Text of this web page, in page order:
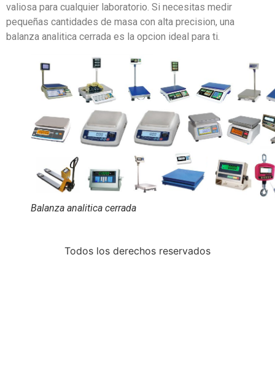
valiosa para cualquier laboratorio. Si necesitas medir
pequeñas cantidades de masa con alta precision, una
balanza analitica cerrada es la opcion ideal para ti.
Balanza analitica cerrada
Todos los derechos reservados